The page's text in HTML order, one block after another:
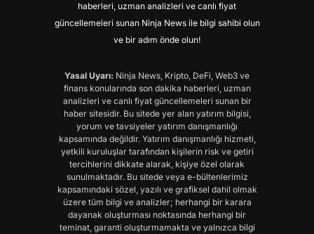
haberleri, uzman analizleri ve canlı fiyat
güncellemeleri sunan Ninja News ile bilgi sahibi olun
ve bir adım önde olun!
Yasal Uyarı: Ninja News, Kripto, DeFi, Web3 ve
finans konularında son dakika haberleri, uzman
analizleri ve canlı fiyat güncellemeleri sunan bir
haber sitesidir. Bu sitede yer alan yatırım bilgisi,
yorum ve tavsiyeler yatırım danışmanlığı
kapsamında değildir. Yatırım danışmanlığı hizmeti,
yetkili kuruluşlar tarafından kişilerin risk ve getiri
tercihlerini dikkate alarak, kişiye özel olarak
sunulmaktadır. Bu sitede veya e-bültenlerimiz
kapsamındaki sözel, yazılı ve grafiksel dahil olmak
üzere tüm bilgi ve analizler; herhangi bir karara
dayanak oluşturması noktasında herhangi bir
teminat, garanti oluşturmamakta ve yalnızca bilgi